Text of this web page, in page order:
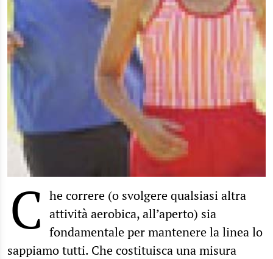
C he correre (o svolgere qualsiasi altra
attività aerobica, all’aperto) sia
fondamentale per mantenere la linea lo
sappiamo tutti. Che costituisca una misura